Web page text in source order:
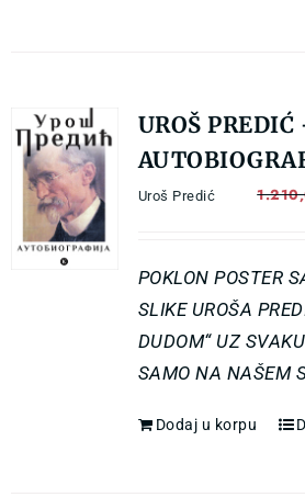
UROŠ PREDIĆ
Uroš Predić
POKLON POSTER
SLIKE UROŠA
DUDOM“ UZ
SAMO NA NAŠEM
Dodaj u korpu